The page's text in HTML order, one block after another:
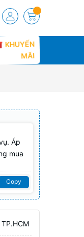
TẾ
KHUYẾN
MÃI
Áp
mua
Copy